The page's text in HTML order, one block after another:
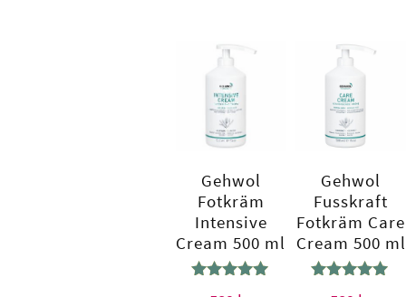
Gehwol
Fotkräm
Intensive
Cream 500 ml
Gehwol
Fusskraft
Fotkräm Care
Cream 500 ml